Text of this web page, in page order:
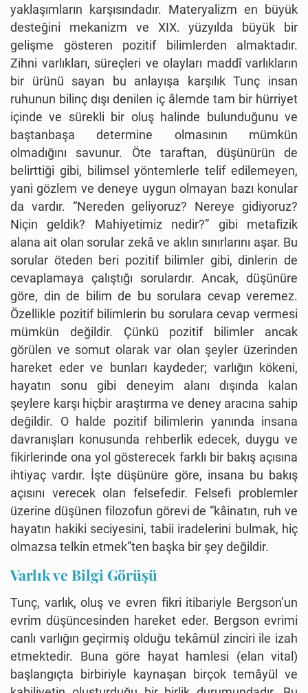
yaklaşımların karşısındadır. Materyalizm en büyük
desteğini mekanizm ve XIX. yüzyılda büyük bir
gelişme gösteren pozitif bilimlerden almaktadır.
Zihni varlıkları, süreçleri ve olayları maddî varlıkların
bir ürünü sayan bu anlayışa karşılık Tunç insan
ruhunun bilinç dışı denilen iç âlemde tam bir hürriyet
içinde ve sürekli bir oluş halinde bulunduğunu ve
baştanbaşa determine olmasının mümkün
olmadığını savunur. Öte taraftan, düşünürün de
belirttiği gibi, bilimsel yöntemlerle telif edilemeyen,
yani gözlem ve deneye uygun olmayan bazı konular
da vardır. “Nereden geliyoruz? Nereye gidiyoruz?
Niçin geldik? Mahiyetimiz nedir?” gibi metafizik
alana ait olan sorular zekâ ve aklın sınırlarını aşar. Bu
sorular öteden beri pozitif bilimler gibi, dinlerin de
cevaplamaya çalıştığı sorulardır. Ancak, düşünüre
göre, din de bilim de bu sorulara cevap veremez.
Özellikle pozitif bilimlerin bu sorulara cevap vermesi
mümkün değildir. Çünkü pozitif bilimler ancak
görülen ve somut olarak var olan şeyler üzerinden
hareket eder ve bunları kaydeder; varlığın kökeni,
hayatın sonu gibi deneyim alanı dışında kalan
şeylere karşı hiçbir araştırma ve deney aracına sahip
değildir. O halde pozitif bilimlerin yanında insana
davranışları konusunda rehberlik edecek, duygu ve
fikirlerinde ona yol gösterecek farklı bir bakış açısına
ihtiyaç vardır. İşte düşünüre göre, insana bu bakış
açısını verecek olan felsefedir. Felsefi problemler
üzerine düşünen filozofun görevi de “kâinatın, ruh ve
hayatın hakiki seciyesini, tabii iradelerini bulmak, hiç
olmazsa telkin etmek”ten başka bir şey değildir.
Varlık ve Bilgi Görüşü
Tunç, varlık, oluş ve evren fikri itibariyle Bergson’un
evrim düşüncesinden hareket eder. Bergson evrimi
canlı varlığın geçirmiş olduğu tekâmül zinciri ile izah
etmektedir. Buna göre hayat hamlesi (elan vital)
başlangıçta birbiriyle kaynaşan birçok temâyül ve